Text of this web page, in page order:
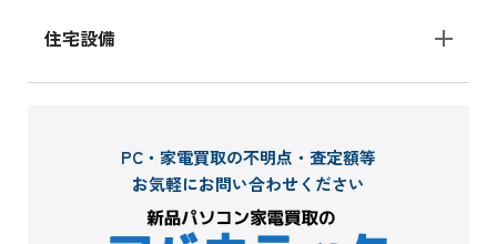
住宅設備
PC・家電買取の不明点・査定額等
お気軽にお問い合わせください